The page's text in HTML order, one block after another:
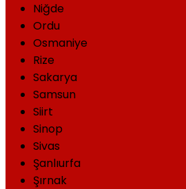
Niğde
Ordu
Osmaniye
Rize
Sakarya
Samsun
Siirt
Sinop
Sivas
Şanlıurfa
Şırnak